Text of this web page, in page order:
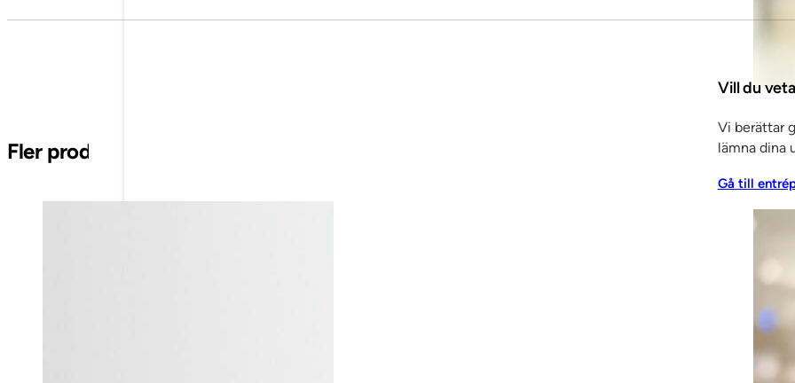
Vill du
Vi berättar
lämna dina
Gå till
Fler produkter